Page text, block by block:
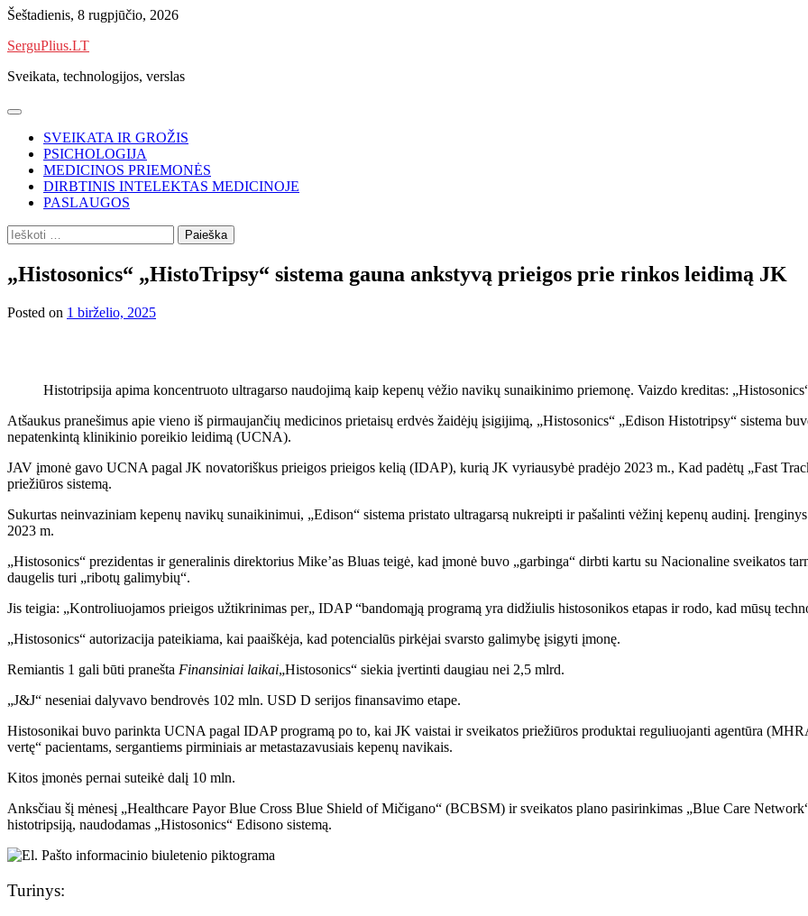
Skip
content
Šeštadienis, 8 rugpjūčio, 2026
SerguPlius.LT
Sveikata, technologijos, verslas
SVEIKATA IR GROŽIS
PSICHOLOGIJA
MEDICINOS PRIEMONĖS
DIRBTINIS INTELEKTAS MEDICINOJE
PASLAUGOS
Ieškoti:
„Histosonics“ „HistoTripsy“ sistema gauna ankstyvą prieigos prie rinkos leidimą JK
Posted on 1 birželio, 2025
Histotripsija apima koncentruoto ultragarso naudojimą kaip kepenų vėžio navikų sunaikinimo priemonę. Vaizdo kreditas:
Atšaukus pranešimus apie vieno iš pirmaujančių medicinos prietaisų erdvės žaidėjų įsigijimą, „Histosonics“ „Edison Histotripsy“ sistema
nepatenkintą klinikinio poreikio leidimą (UCNA).
JAV įmonė gavo UCNA pagal JK novatoriškus prieigos prieigos kelią (IDAP), kurią JK vyriausybė pradėjo 2023 m., Kad padėtų „Fast
priežiūros sistemą.
Sukurtas neinvaziniam kepenų navikų sunaikinimui, „Edison“ sistema pristato ultragarsą nukreipti ir pašalinti vėžinį kepenų audinį.
2023 m.
„Histosonics“ prezidentas ir generalinis direktorius Mike’as Bluas teigė, kad įmonė buvo „garbinga“ dirbti kartu su Nacionaline sveikatos
daugelis turi „ribotų galimybių“.
Jis teigia: „Kontroliuojamos prieigos užtikrinimas per„ IDAP “bandomąją programą yra didžiulis histosonikos etapas ir rodo, kad mūsų
„Histosonics“ autorizacija pateikiama, kai paaiškėja, kad potencialūs pirkėjai svarsto galimybę įsigyti įmonę.
Remiantis 1 gali būti pranešta Finansiniai laikai„Histosonics“ siekia įvertinti daugiau nei 2,5 mlrd.
„J&J“ neseniai dalyvavo bendrovės 102 mln. USD D serijos finansavimo etape.
Histosonikai buvo parinkta UCNA pagal IDAP programą po to, kai JK vaistai ir sveikatos priežiūros produktai reguliuojanti agentūra
vertę“ pacientams, sergantiems pirminiais ar metastazavusiais kepenų navikais.
Kitos įmonės pernai suteikė dalį 10 mln.
Anksčiau šį mėnesį „Healthcare Payor Blue Cross Blue Shield of Mičigano“ (BCBSM) ir sveikatos plano pasirinkimas „Blue Care
histotripsiją, naudodamas „Histosonics“ Edisono sistemą.
Turinys: